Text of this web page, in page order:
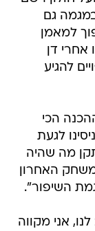
במגמה גם
למאמן
אחרי דן
ירוקים צפויים להגיע
הכי
לגעת
מה שהיה
האחרון
השיפור".
אני מקווה